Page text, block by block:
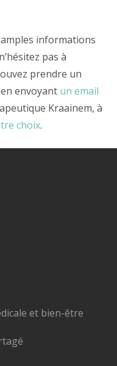
informations
pas à
prendre un
envoyant un email
Kraainem, à
choix.
et bien-être